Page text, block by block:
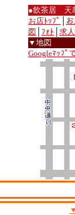
●飲茶居 天
お店ﾄｯﾌﾟ
図
ﾌｫﾄ
求
▼地図
Googleﾏｯﾌﾟ